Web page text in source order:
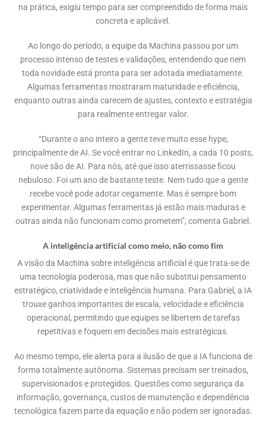
na prática, exigiu tempo para ser compreendido de forma mais
concreta e aplicável.
Ao longo do período, a equipe da Machina passou por um
processo intenso de testes e validações, entendendo que nem
toda novidade está pronta para ser adotada imediatamente.
Algumas ferramentas mostraram maturidade e eficiência,
enquanto outras ainda carecem de ajustes, contexto e estratégia
para realmente entregar valor.
“Durante o ano inteiro a gente teve muito esse hype,
principalmente de AI. Se você entrar no LinkedIn, a cada 10 posts,
nove são de AI. Para nós, até que isso aterrissasse ficou
nebuloso. Foi um ano de bastante teste. Nem tudo que a gente
recebe você pode adotar cegamente. Mas é sempre bom
experimentar. Algumas ferramentas já estão mais maduras e
outras ainda não funcionam como prometem”, comenta Gabriel.
A inteligência artificial como meio, não como fim
A visão da Machina sobre inteligência artificial é que trata-se de
uma tecnologia poderosa, mas que não substitui pensamento
estratégico, criatividade e inteligência humana. Para Gabriel, a IA
trouxe ganhos importantes de escala, velocidade e eficiência
operacional, permitindo que equipes se libertem de tarefas
repetitivas e foquem em decisões mais estratégicas.
Ao mesmo tempo, ele alerta para a ilusão de que a IA funciona de
forma totalmente autônoma. Sistemas precisam ser treinados,
supervisionados e protegidos. Questões como segurança da
informação, governança, custos de manutenção e dependência
tecnológica fazem parte da equação e não podem ser ignoradas.